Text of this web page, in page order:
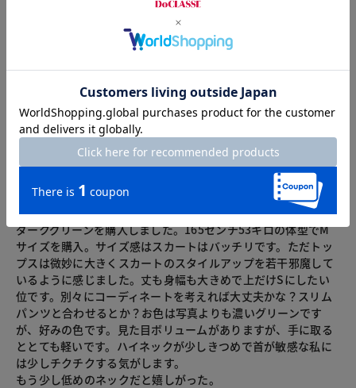
31レビュー
2026.07.22
カラー：ダークグリーン
ダークグリーンを購入しました。165センチ53キロの体型でM
サイズを購入。サイズ感はスカートはバッチリです。ただトッ
プスは微妙に大きくスカートのスタイルアップを若干邪魔して
いるように感じました。丈も身幅も大きめで上だけSにしたい
位です。別々にコーディネートを考えれば大丈夫かな？スリム
パンツと合わせるとか？お色は写真よりも濃いグリーンです
が、好みの色です。見た目ボリュームがありますが、手に取る
ととても軽いです。ハイネックが少しきつめで首が敏感な私に
は少しチクチクする気がします。
もう少し低めのネックだと嬉しがった。